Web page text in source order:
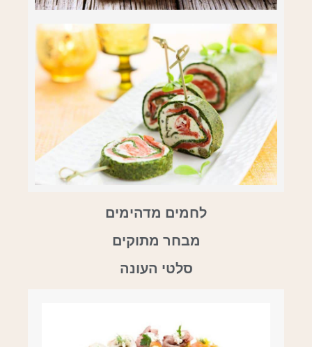
לחמים מדהימים
מבחר מתוקים
סלטי העונה